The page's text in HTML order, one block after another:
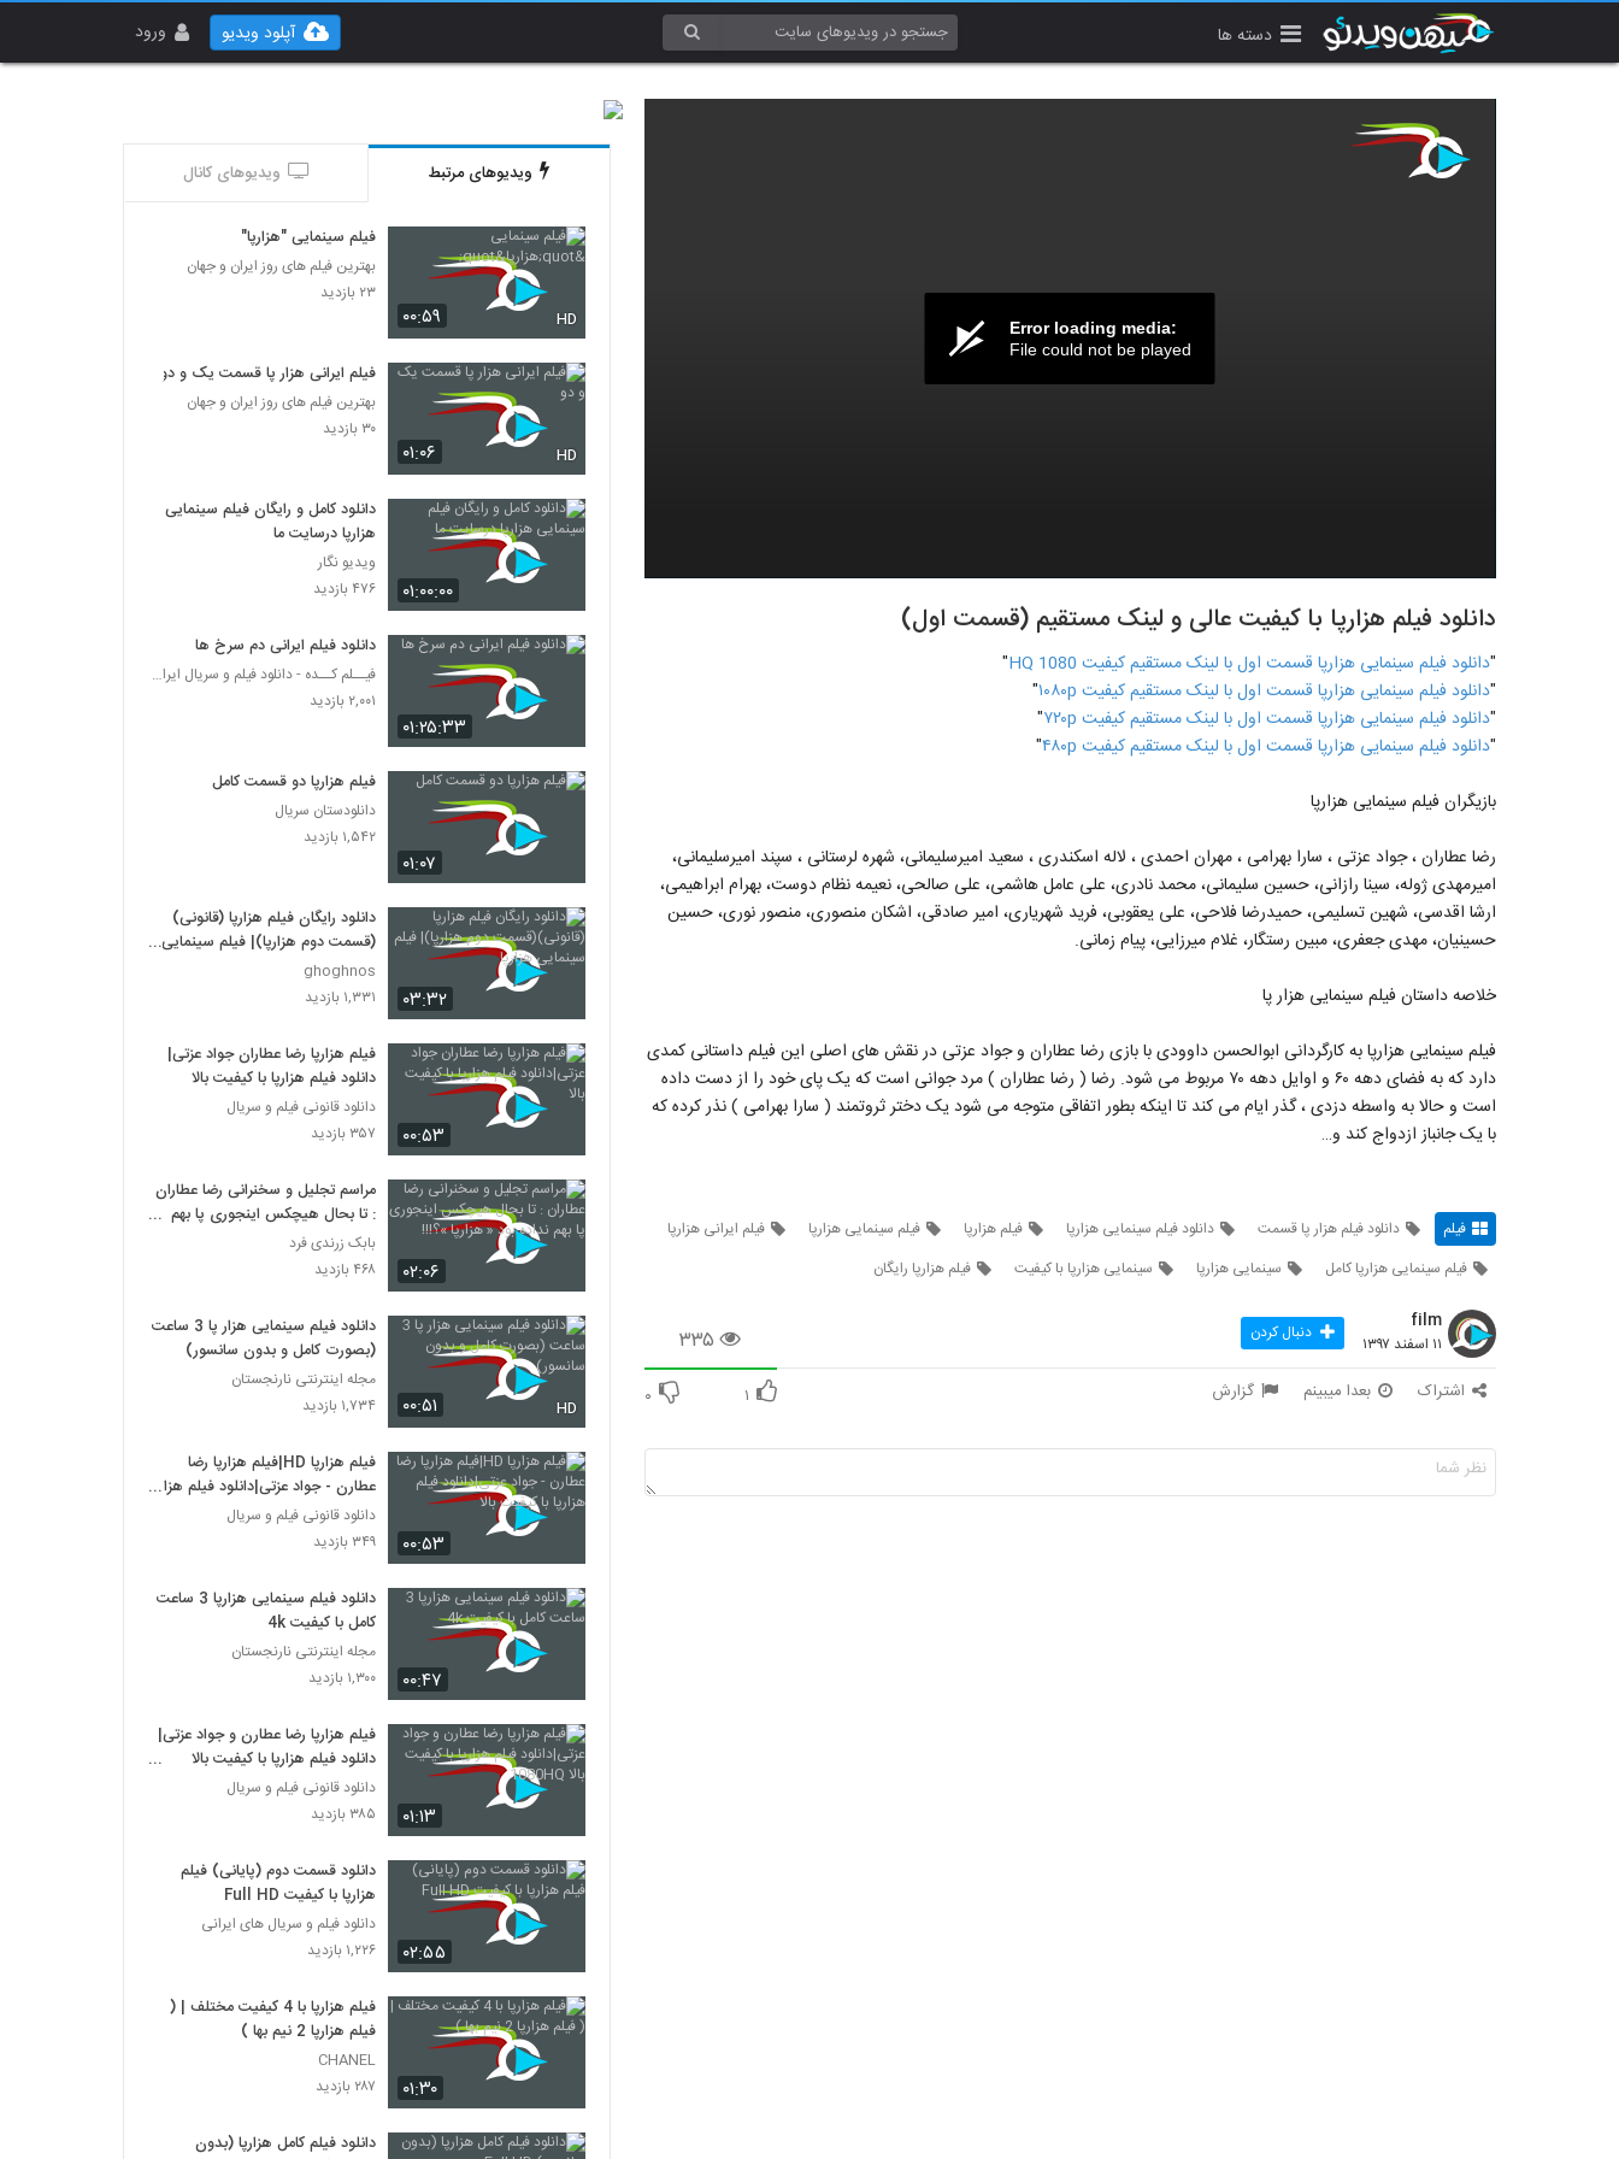
دسته ها ورود آپلود ویدیو
Error loading media:
File could not be played
دانلود فیلم هزارپا با کیفیت عالی و لینک مستقیم (قسمت اول)
"دانلود فیلم سینمایی هزارپا قسمت اول با لینک مستقیم کیفیت HQ 1080
"
"دانلود فیلم سینمایی هزارپا قسمت اول با لینک مستقیم کیفیت ۱۰۸۰p
"
"دانلود فیلم سینمایی هزارپا قسمت اول با لینک مستقیم کیفیت ۷۲۰p
"
"دانلود فیلم سینمایی هزارپا قسمت اول با لینک مستقیم کیفیت ۴۸۰p
"
بازیگران فیلم سینمایی هزارپا
رضا عطاران ، جواد عزتی ، سارا بهرامی ، مهران احمدی ، لاله اسکندری ، سعید امیرسلیمانی، شهره لرستانی ، سپند امیرسلیمانی،
امیرمهدی ژوله، سینا رازانی، حسین سلیمانی، محمد نادری، علی عامل هاشمی، علی صالحی، نعیمه نظام دوست، بهرام ابراهیمی،
ارشا اقدسی، شهین تسلیمی، حمیدرضا فلاحی، علی یعقوبی، فرید شهریاری، امیر صادقی، اشکان منصوری، منصور نوری، حسین
حسینیان، مهدی جعفری، مبین رستگار، غلام میرزایی، پیام زمانی.
خلاصه داستان فیلم سینمایی هزار پا
فیلم سینمایی هزارپا به کارگردانی ابوالحسن داوودی با بازی رضا عطاران و جواد عزتی در نقش های اصلی این فیلم داستانی کمدی
دارد که به فضای دهه ۶۰ و اوایل دهه ۷۰ مربوط می شود. رضا ( رضا عطاران ) مرد جوانی است که یک پای خود را از دست داده
است و حالا به واسطه دزدی ، گذر ایام می کند تا اینکه بطور اتفاقی متوجه می شود یک دختر ثروتمند ( سارا بهرامی ) نذر کرده که
با یک جانباز ازدواج کند و…
فیلم دانلود فیلم هزار پا قسمت دانلود فیلم سینمایی هزارپا فیلم هزارپا فیلم سینمایی هزارپا
فیلم ایرانی هزارپا
فیلم سینمایی هزارپا کامل
سینمایی هزارپا سینمایی هزارپا با کیفیت فیلم هزارپا رایگان
۳۳۵
film
۱۱ اسفند ۱۳۹۷ دنبال کردن
اشتراک بعدا میبینم گزارش ۱ ۰
ویدیوهای مرتبط ویدیوهای کانال
۰۰:۵۹ HD
فیلم سینمایی "هزارپا"
بهترین فیلم های روز ایران و جهان
۲۳ بازدید
۰۱:۰۶ HD
فیلم ایرانی هزار پا قسمت یک و دو
بهترین فیلم های روز ایران و جهان
۳۰ بازدید
۰۱:۰۰:۰۰
دانلود کامل و رایگان فیلم سینمایی
هزارپا درسایت ما
ویدیو نگار
۴۷۶ بازدید
۰۱:۲۵:۳۳
دانلود فیلم ایرانی دم سرخ ها
فیــلم کــده - دانلود فیلم و سریال ایرانی (رایگان)
۲,۰۰۱ بازدید
۰۱:۰۷
فیلم هزارپا دو قسمت کامل
دانلودستان سریال
۱,۵۴۲ بازدید
۰۳:۳۲
دانلود رایگان فیلم هزارپا (قانونی)
(قسمت دوم هزارپا)| فیلم سینمایی
هزارپا
ghoghnos
۱,۳۳۱ بازدید
۰۰:۵۳
فیلم هزارپا رضا عطاران جواد عزتی|
دانلود فیلم هزارپا با کیفیت بالا
دانلود قانونی فیلم و سریال
۳۵۷ بازدید
۰۲:۰۶
مراسم تجلیل و سخنرانی رضا عطاران
: تا بحال هیچکس اینجوری پا بهم
نداده بود « هزارپا »؟!!!
بابک زرندی فرد
۴۶۸ بازدید
۰۰:۵۱ HD
دانلود فیلم سینمایی هزار پا 3 ساعت
(بصورت کامل و بدون سانسور)
مجله اینترنتی نارنجستان
۱,۷۳۴ بازدید
۰۰:۵۳
فیلم هزارپا HD|فیلم هزارپا رضا
عطارن - جواد عزتی|دانلود فیلم هزارپا
با کیفیت بالا
دانلود قانونی فیلم و سریال
۳۴۹ بازدید
۰۰:۴۷
دانلود فیلم سینمایی هزارپا 3 ساعت
کامل با کیفیت 4k
مجله اینترنتی نارنجستان
۱,۳۰۰ بازدید
۰۱:۱۳
فیلم هزارپا رضا عطارن و جواد عزتی|
دانلود فیلم هزارپا با کیفیت بالا
1080HQ
دانلود قانونی فیلم و سریال
۳۸۵ بازدید
۰۲:۵۵
دانلود قسمت دوم (پایانی) فیلم
هزارپا با کیفیت Full HD
دانلود فیلم و سریال های ایرانی
۱,۲۲۶ بازدید
۰۱:۳۰
فیلم هزارپا با 4 کیفیت مختلف | (
فیلم هزارپا 2 نیم بها )
CHANEL
۲۸۷ بازدید
دانلود فیلم کامل هزارپا (بدون